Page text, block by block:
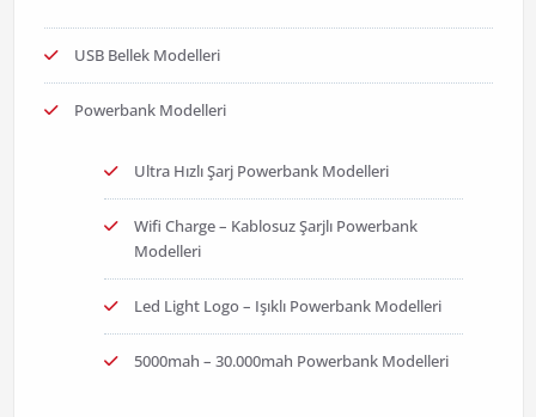
USB Bellek Modelleri
Powerbank Modelleri
Ultra Hızlı Şarj Powerbank Modelleri
Wifi Charge – Kablosuz Şarjlı Powerbank
Modelleri
Led Light Logo – Işıklı Powerbank Modelleri
5000mah – 30.000mah Powerbank Modelleri